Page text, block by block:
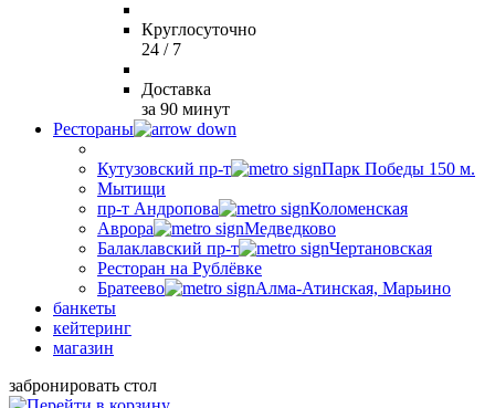
Круглосуточно
24 / 7
Доставка
за 90 минут
Рестораны
Кутузовский пр-т
Парк Победы 150 м.
Мытищи
пр-т Андропова
Коломенская
Аврора
Медведково
Балаклавский пр-т
Чертановская
Ресторан на Рублёвке
Братеево
Алма-Атинская, Марьино
банкеты
кейтеринг
магазин
забронировать стол